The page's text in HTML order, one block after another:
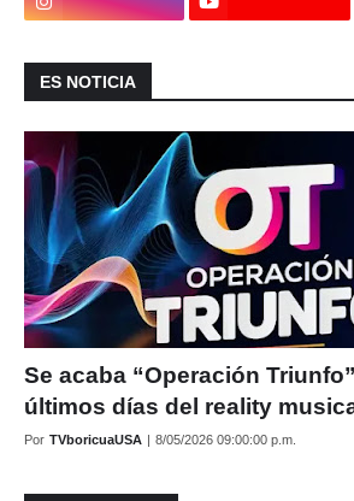
ES NOTICIA
Se acaba “Operación
últimos días del reality
Por TVboricuaUSA | 8/05/2026 09:00:00 p.m.